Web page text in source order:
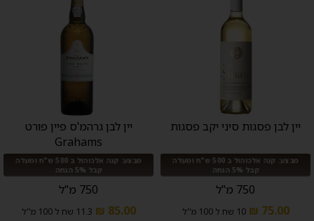
יין לבן פסגות סיני יקב פסגות
מבצע: קנה אלכוהול ב 500 ש"ח ומעלה
קבל 5% הנחה
750 מ"ל
75.00 ₪
10 שח ל 100 מ''ל
יין לבן גרהמ'ס פיין פורט
Grahams
מבצע: קנה אלכוהול ב 500 ש"ח ומעלה
קבל 5% הנחה
750 מ"ל
85.00 ₪
11.3 שח ל 100 מ''ל